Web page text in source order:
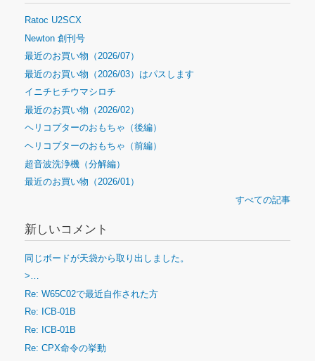
Ratoc U2SCX
Newton 創刊号
最近のお買い物（2026/07）
最近のお買い物（2026/03）はパスします
イニチヒチウマシロチ
最近のお買い物（2026/02）
ヘリコプターのおもちゃ（後編）
ヘリコプターのおもちゃ（前編）
超音波洗浄機（分解編）
最近のお買い物（2026/01）
すべての記事
新しいコメント
同じボードが天袋から取り出しました。
>…
Re: W65C02で最近自作された方
Re: ICB-01B
Re: ICB-01B
Re: CPX命令の挙動